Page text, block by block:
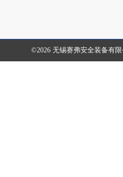
©2026 无锡赛弗安全装备有